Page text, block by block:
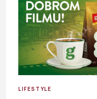
LIFESTYLE